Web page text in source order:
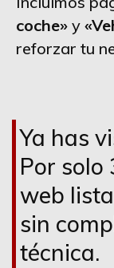
coche» y
reforzar tu
Ya has
Por solo
web
sin
técnica.